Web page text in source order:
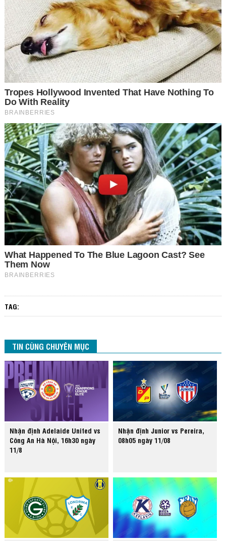
TAG:
TIN CÙNG CHUYÊN MỤC
Nhận định Adelaide United vs
Công An Hà Nội, 16h30 ngày
11/8
Nhận định Junior vs Pereira,
08h05 ngày 11/08